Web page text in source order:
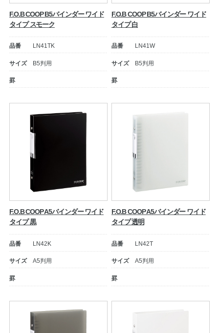
F.O.B COOP B5バインダー ワイド
タイプ スモーク
品番 LN41TK
サイズ B5判用
罫
F.O.B COOP B5バインダー ワイド
タイプ 白
品番 LN41W
サイズ B5判用
罫
F.O.B COOP A5バインダー ワイド
タイプ 黒
品番 LN42K
サイズ A5判用
罫
F.O.B COOP A5バインダー ワイド
タイプ 透明
品番 LN42T
サイズ A5判用
罫